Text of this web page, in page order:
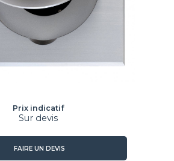
Prix indicatif
Sur devis
FAIRE UN DEVIS